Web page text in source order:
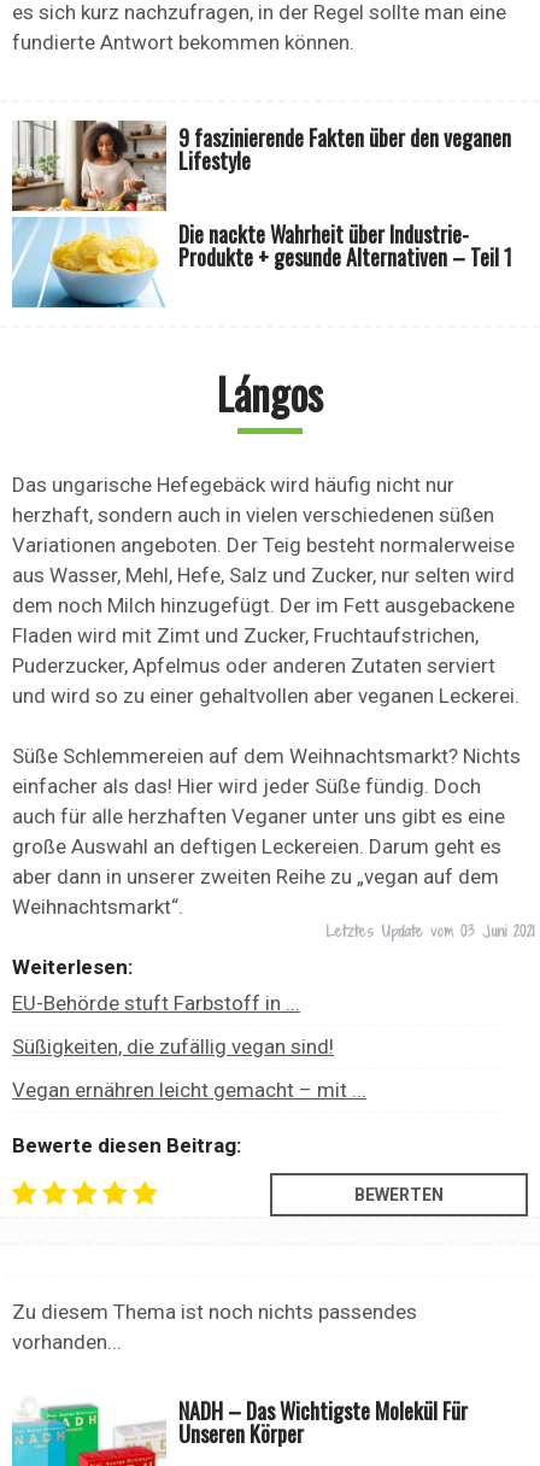
es sich kurz nachzufragen, in der Regel sollte man eine
fundierte Antwort bekommen können.
9 faszinierende Fakten über den veganen
Lifestyle
Die nackte Wahrheit über Industrie-
Produkte + gesunde Alternativen – Teil 1
Lángos
Das ungarische Hefegebäck wird häufig nicht nur
herzhaft, sondern auch in vielen verschiedenen süßen
Variationen angeboten. Der Teig besteht normalerweise
aus Wasser, Mehl, Hefe, Salz und Zucker, nur selten wird
dem noch Milch hinzugefügt. Der im Fett ausgebackene
Fladen wird mit Zimt und Zucker, Fruchtaufstrichen,
Puderzucker, Apfelmus oder anderen Zutaten serviert
und wird so zu einer gehaltvollen aber veganen Leckerei.
Süße Schlemmereien auf dem Weihnachtsmarkt? Nichts
einfacher als das! Hier wird jeder Süße fündig. Doch
auch für alle herzhaften Veganer unter uns gibt es eine
große Auswahl an deftigen Leckereien. Darum geht es
aber dann in unserer zweiten Reihe zu „vegan auf dem
Weihnachtsmarkt“.
Letztes Update vom 03 Juni 2021
Weiterlesen:
EU-Behörde stuft Farbstoff in ...
Süßigkeiten, die zufällig vegan sind!
Vegan ernähren leicht gemacht – mit ...
Bewerte diesen Beitrag:
Zu diesem Thema ist noch nichts passendes
vorhanden...
NADH – Das Wichtigste Molekül Für
Unseren Körper